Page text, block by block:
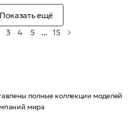
Показать ещё
3 4 5 ... 15
полные коллекции моделей
мира